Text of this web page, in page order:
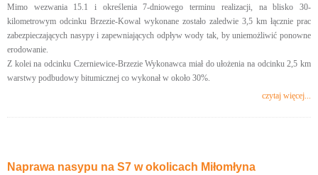
Mimo wezwania 15.1 i określenia 7-dniowego terminu realizacji, na blisko 30-
kilometrowym odcinku Brzezie-Kowal wykonane zostało zaledwie 3,5 km łącznie prac
zabezpieczających nasypy i zapewniających odpływ wody tak, by uniemożliwić ponowne
erodowanie.
Z kolei na odcinku Czerniewice-Brzezie Wykonawca miał do ułożenia na odcinku 2,5 km
warstwy podbudowy bitumicznej co wykonał w około 30%.
czytaj więcej...
Naprawa nasypu na S7 w okolicach Miłomłyna